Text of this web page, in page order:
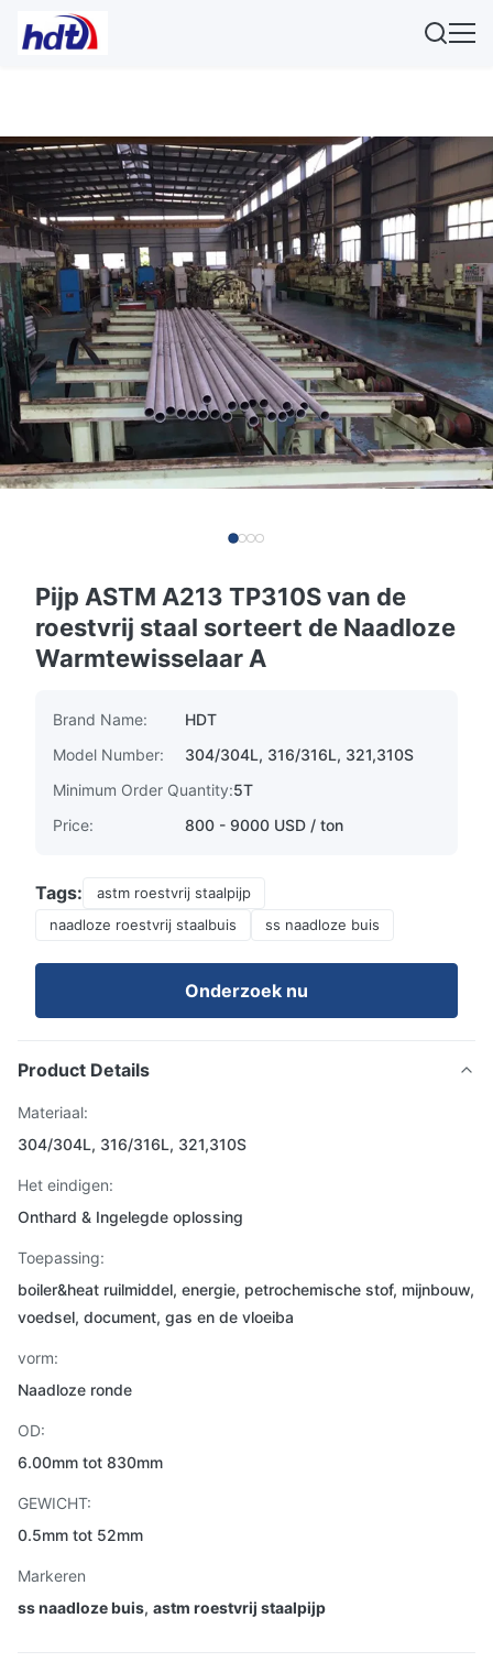
Pijp ASTM A213 TP310S van de
roestvrij staal sorteert de Naadloze
Warmtewisselaar A
Brand Name:
HDT
Model Number:
304/304L, 316/316L, 321,310S
Minimum Order Quantity:5T
Price:
800 - 9000 USD / ton
Tags:
astm roestvrij staalpijp
naadloze roestvrij staalbuis
ss naadloze buis
Onderzoek nu
Product Details
Materiaal:
304/304L, 316/316L, 321,310S
Het eindigen:
Onthard & Ingelegde oplossing
Toepassing:
boiler&heat ruilmiddel, energie, petrochemische stof, mijnbouw,
voedsel, document, gas en de vloeiba
vorm:
Naadloze ronde
OD:
6.00mm tot 830mm
GEWICHT:
0.5mm tot 52mm
Markeren
ss naadloze buis, astm roestvrij staalpijp